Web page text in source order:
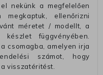
nekünk a megfelelően
megkaptuk, ellenőrizni
méretet / modellt, a
függvényében.
csomagba, amelyen irja
számot, hogy
visszatéritést.